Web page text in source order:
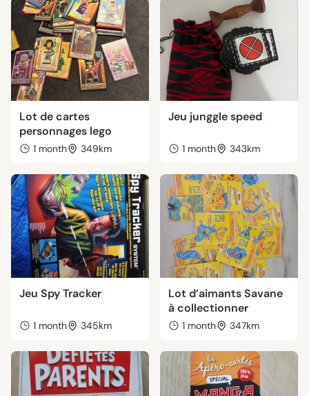
Lot de cartes
personnages lego
1 month 349km
Jeu junggle speed
1 month 343km
Jeu Spy Tracker
1 month 345km
Lot d’aimants Savane
à collectionner
1 month 347km